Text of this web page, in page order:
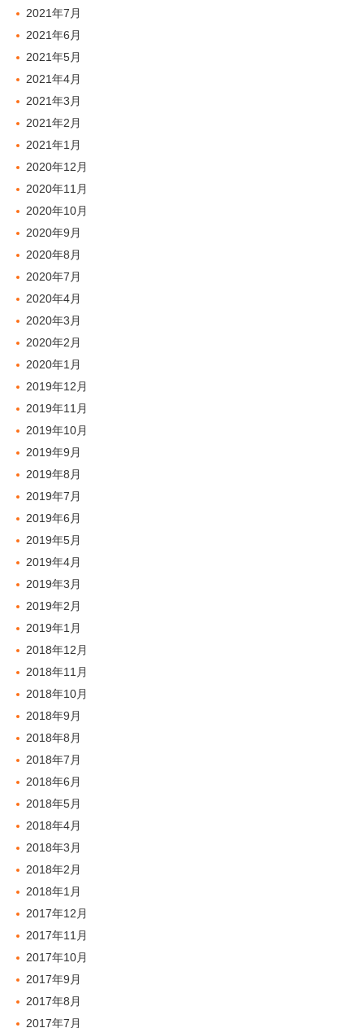
2021年7月
2021年6月
2021年5月
2021年4月
2021年3月
2021年2月
2021年1月
2020年12月
2020年11月
2020年10月
2020年9月
2020年8月
2020年7月
2020年4月
2020年3月
2020年2月
2020年1月
2019年12月
2019年11月
2019年10月
2019年9月
2019年8月
2019年7月
2019年6月
2019年5月
2019年4月
2019年3月
2019年2月
2019年1月
2018年12月
2018年11月
2018年10月
2018年9月
2018年8月
2018年7月
2018年6月
2018年5月
2018年4月
2018年3月
2018年2月
2018年1月
2017年12月
2017年11月
2017年10月
2017年9月
2017年8月
2017年7月